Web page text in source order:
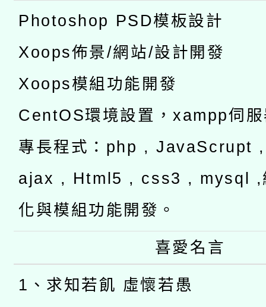
Photoshop PSD模板設計
Xoops佈景/網站/設計開發
Xoops模組功能開發
CentOS環境設置，xampp伺
專長程式：php , JavaScrupt
ajax , Html5 , css3 , mysql ,
化與模組功能開發。
喜愛名言
1、求知若飢 虛懷若愚